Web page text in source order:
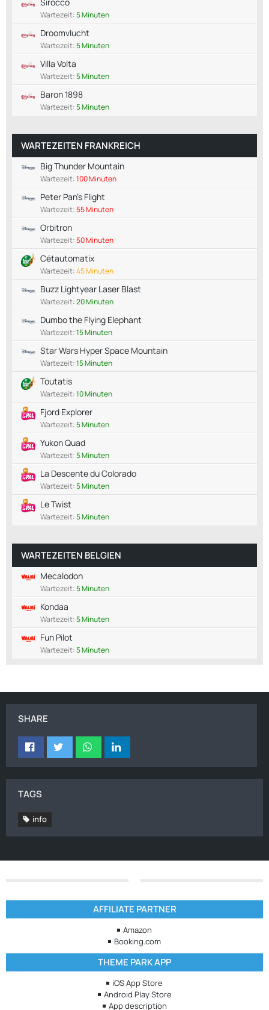
Wartezeit:5 Minuten
Droomvlucht
Wartezeit:5 Minuten
Villa Volta
Wartezeit:5 Minuten
Baron 1898
Wartezeit:5 Minuten
WARTEZEITEN FRANKREICH
Big Thunder Mountain
Wartezeit:100 Minuten
Peter Pan's Flight
Wartezeit:55 Minuten
Orbitron
Wartezeit:50 Minuten
Cétautomatix
Wartezeit:45 Minuten
Buzz Lightyear Laser Blast
Wartezeit:20 Minuten
Dumbo the Flying Elephant
Wartezeit:15 Minuten
Star Wars Hyper Space Mountain
Wartezeit:15 Minuten
Toutatis
Wartezeit:10 Minuten
Fjord Explorer
Wartezeit:5 Minuten
Yukon Quad
Wartezeit:5 Minuten
La Descente du Colorado
Wartezeit:5 Minuten
Le Twist
Wartezeit:5 Minuten
WARTEZEITEN BELGIEN
Mecalodon
Wartezeit:5 Minuten
Kondaa
Wartezeit:5 Minuten
Fun Pilot
Wartezeit:5 Minuten
SHARE
TAGS
info
AFFILIATE PARTNER
Amazon
Booking.com
THEME PARK APP
iOS App Store
Android Play Store
App description